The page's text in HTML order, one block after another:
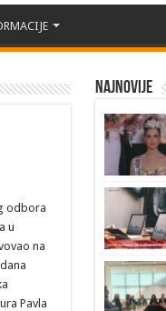
odbora
u
na
Pavla
Najnovije